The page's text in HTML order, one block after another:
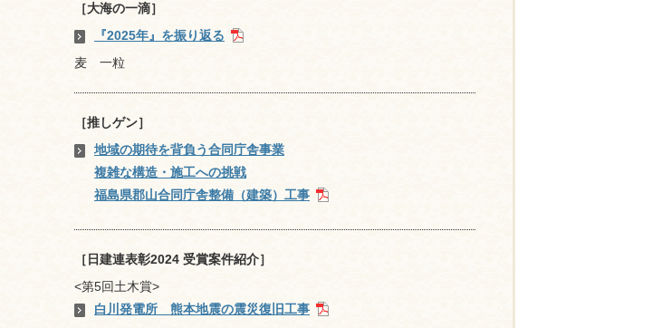
［大海の一滴］
『2025年』を振り返る
麦 一粒
［推しゲン］
地域の期待を背負う合同庁舎事業
複雑な構造・施工への挑戦
福島県郡山合同庁舎整備（建築）工事
［日建連表彰2024 受賞案件紹介］
<第5回土木賞>
白川発電所 熊本地震の震災復旧工事